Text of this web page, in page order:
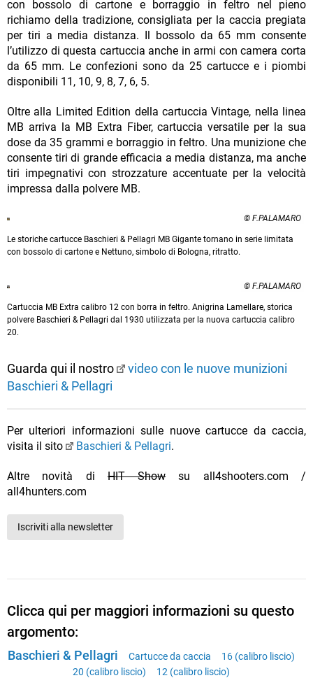
con bossolo di cartone e borraggio in feltro nel pieno
richiamo della tradizione, consigliata per la caccia pregiata
per tiri a media distanza. Il bossolo da 65 mm consente
l’utilizzo di questa cartuccia anche in armi con camera corta
da 65 mm. Le confezioni sono da 25 cartucce e i piombi
disponibili 11, 10, 9, 8, 7, 6, 5.
Oltre alla Limited Edition della cartuccia Vintage, nella linea
MB arriva la MB Extra Fiber, cartuccia versatile per la sua
dose da 35 grammi e borraggio in feltro. Una munizione che
consente tiri di grande efficacia a media distanza, ma anche
tiri impegnativi con strozzature accentuate per la velocità
impressa dalla polvere MB.
© F.PALAMARO
Le storiche cartucce Baschieri & Pellagri MB Gigante tornano in serie limitata
con bossolo di cartone e Nettuno, simbolo di Bologna, ritratto.
© F.PALAMARO
Cartuccia MB Extra calibro 12 con borra in feltro. Anigrina Lamellare, storica
polvere Baschieri & Pellagri dal 1930 utilizzata per la nuova cartuccia calibro
20.
Guarda qui il nostro
video con le nuove munizioni
Baschieri & Pellagri
Per ulteriori informazioni sulle nuove cartucce da caccia,
visita il sito
Baschieri & Pellagri.
Altre novità diHIT Showsu all4shooters.com /
all4hunters.com
Iscriviti alla newsletter
Clicca qui per maggiori informazioni su questo
argomento:
Baschieri & Pellagri Cartucce da caccia
16 (calibro liscio)
20 (calibro liscio)
12 (calibro liscio)